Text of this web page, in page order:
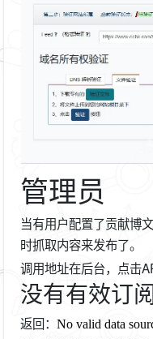
管理员
当有用户配置了贡献博
时抓取内容来发布了。
调用地址在后台，点击
没有有效订
返回： No valid data